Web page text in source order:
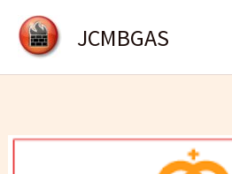
contenido
JCMBGAS